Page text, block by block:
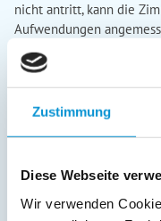
Zustimmung
Diese Webseite
Wir verwenden
nicht antritt, kann die
Aufwendungen
Berechnung des
Aufwendungen und
Vermietung zu
Mieter verlangen, dass
der ursprüngliche Mieter
Gesamtschuldner.
sofort fällig. Für jede